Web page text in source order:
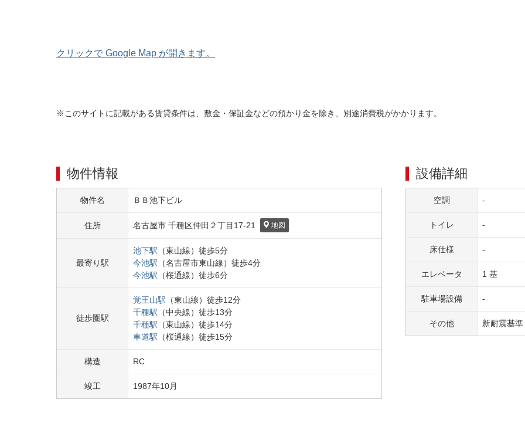
クリックで Google Map が開きます。
※このサイトに記載がある賃貸条件は、敷金・保証金などの預かり金を除き、別途消費税がかかります。
物件情報
物件名 ＢＢ池下ビル
住所 名古屋市 千種区仲田２丁目 17-21 地図
最寄り駅
池下駅 （東山線） 徒歩5分
今池駅 （名古屋市東山線） 徒歩4分
今池駅 （桜通線） 徒歩6分
徒歩圏駅
覚王山駅 （東山線） 徒歩12分
千種駅 （中央線） 徒歩13分
千種駅 （東山線） 徒歩14分
車道駅 （桜通線） 徒歩15分
構造 RC
竣工 1987年10月
設備詳細
空調 -
トイレ -
床仕様 -
エレベータ 1 基
駐車場設備 -
その他 新耐震基準